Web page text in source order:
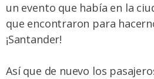
un evento que había en la
que encontraron para
¡Santander!
Así que de nuevo los